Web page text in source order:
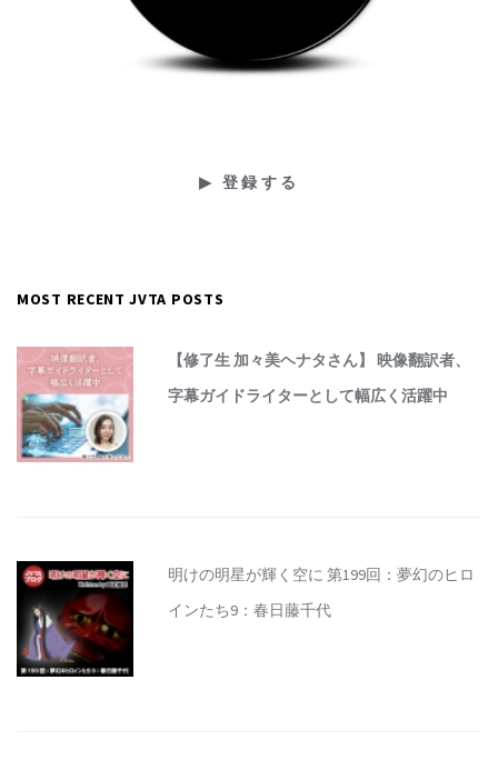
MOST RECENT JVTA POSTS
【修了生 加々美ヘナタさん】 映像翻訳者、
字幕ガイドライターとして幅広く活躍中
明けの明星が輝く空に 第199回：夢幻のヒロ
インたち9：春日藤千代